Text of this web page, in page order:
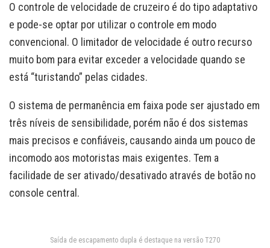
O controle de velocidade de cruzeiro é do tipo adaptativo
e pode-se optar por utilizar o controle em modo
convencional. O limitador de velocidade é outro recurso
muito bom para evitar exceder a velocidade quando se
está “turistando” pelas cidades.
O sistema de permanência em faixa pode ser ajustado em
três níveis de sensibilidade, porém não é dos sistemas
mais precisos e confiáveis, causando ainda um pouco de
incomodo aos motoristas mais exigentes. Tem a
facilidade de ser ativado/desativado através de botão no
console central.
Saída de escapamento dupla é destaque na versão T270